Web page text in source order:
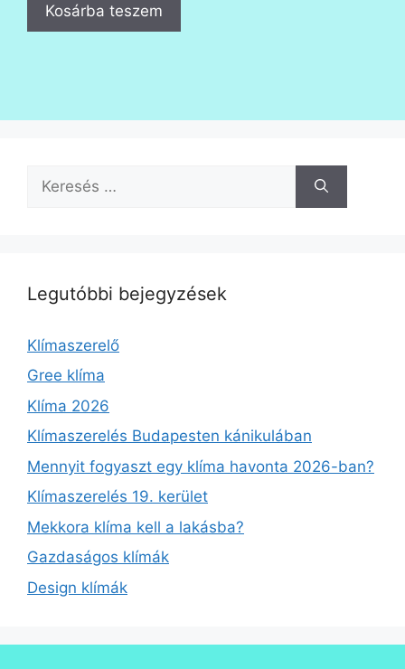
Kosárba teszem
Keresés:
Legutóbbi bejegyzések
Klímaszerelő
Gree klíma
Klíma 2026
Klímaszerelés Budapesten kánikulában
Mennyit fogyaszt egy klíma havonta 2026-ban?
Klímaszerelés 19. kerület
Mekkora klíma kell a lakásba?
Gazdaságos klímák
Design klímák